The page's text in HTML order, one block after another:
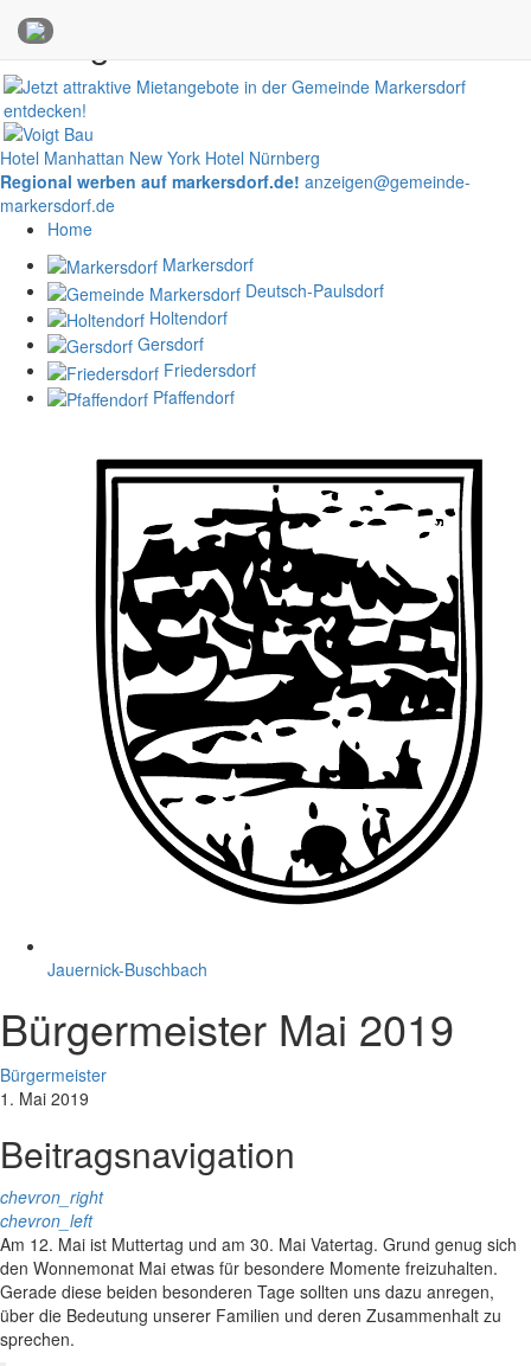
Anzeigen
Hotel Manhattan New York Hotel Nürnberg
Regional werben auf markersdorf.de! anzeigen@gemeinde-
markersdorf.de
Home
Markersdorf
Deutsch-Paulsdorf
Holtendorf
Gersdorf
Friedersdorf
Pfaffendorf
Jauernick-Buschbach
Bürgermeister Mai 2019
Bürgermeister
1. Mai 2019
Beitragsnavigation
chevron_right
chevron_left
Am 12. Mai ist Muttertag und am 30. Mai Vatertag. Grund genug sich
den Wonnemonat Mai etwas für besondere Momente freizuhalten.
Gerade diese beiden besonderen Tage sollten uns dazu anregen,
über die Bedeutung unserer Familien und deren Zusammenhalt zu
sprechen.